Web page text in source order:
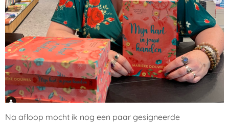
Na afloop mocht ik nog een paar gesigneerde